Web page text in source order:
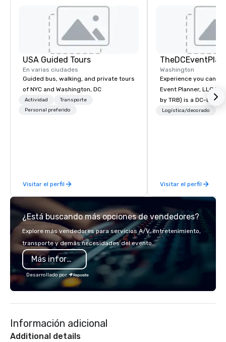
USA Guided Tours
En varias ciudades
Guided bus, walking, and private tours
of NYC and Washington, DC
Actividad
Transporte
Personal preferido
Visitar el perfil
Washington
Experience you can Trust
Event Planner, LLC
by TRB) is a DC-
Disadvantage
only client. This
us design events that
prides herself on her
skills, time
ethic. She has never
mission to make the
make anything you
Logística/decorado
Visitar el perfil
¿Está buscando más opciones de vendedores?
Explore más vendedores para servicios A/V, entretenimiento,
transporte y demás necesidades del evento.
Más información
Desarrollado por
Información adicional
Additional details